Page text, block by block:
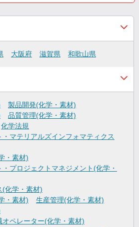
大阪府 滋賀県 和歌山県
製品開発(化学・素材)
品質管理(化学・素材)
化学法規
マテリアルズインフォマティクス
・素材)
プロジェクトマネジメント(化学・
(化学・素材)
・素材)
生産管理(化学・素材)
ペレーター(化学・素材)